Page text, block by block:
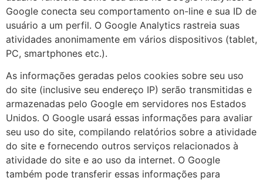
Google conecta seu comportamento on-line e sua ID de
usuário a um perfil. O Google Analytics rastreia suas
atividades anonimamente em vários dispositivos (tablet,
PC, smartphones etc.).
As informações geradas pelos cookies sobre seu uso
do site (inclusive seu endereço IP) serão transmitidas e
armazenadas pelo Google em servidores nos Estados
Unidos. O Google usará essas informações para avaliar
seu uso do site, compilando relatórios sobre a atividade
do site e fornecendo outros serviços relacionados à
atividade do site e ao uso da internet. O Google
também pode transferir essas informações para